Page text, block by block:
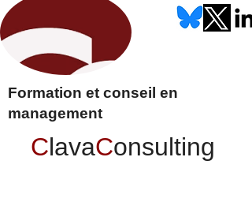
Formation et conseil en
management
ClavaConsulting